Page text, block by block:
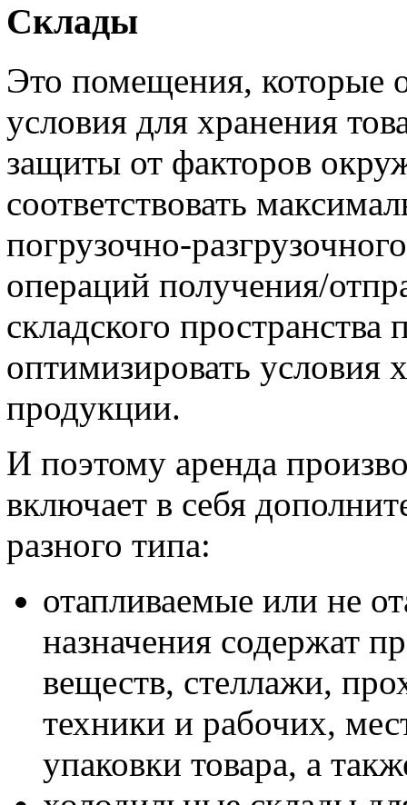
Склады
Это помещения, которые
условия для хранения
защиты от факторов
соответствовать
погрузочно-
операций получения/
складского пространства
оптимизировать условия
продукции.
И поэтому аренда
включает в себя
разного типа:
отапливаемые или не
назначения содержат
веществ, стеллажи,
техники и рабочих,
упаковки товара, а